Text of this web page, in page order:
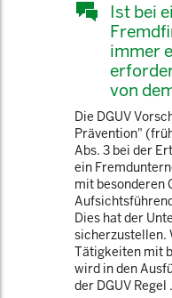
Ist bei
immer
von
Die DGUV
Prävention"
Abs. 3 bei der
ein
mit besonderen
Dies hat der
sicherzustellen.
Tätigkeiten mit
wird in den
der DGUV Regel